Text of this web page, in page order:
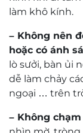
làm khô kính.
– Không nên
hoặc có ánh
lò sưởi, bàn ủi
dễ làm chảy
ngoại … trên
– Không